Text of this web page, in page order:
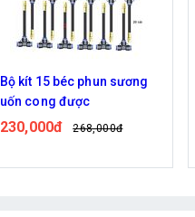
Bộ kít 10 béc phun sương
uốn cong được
180,000đ 243,000đ